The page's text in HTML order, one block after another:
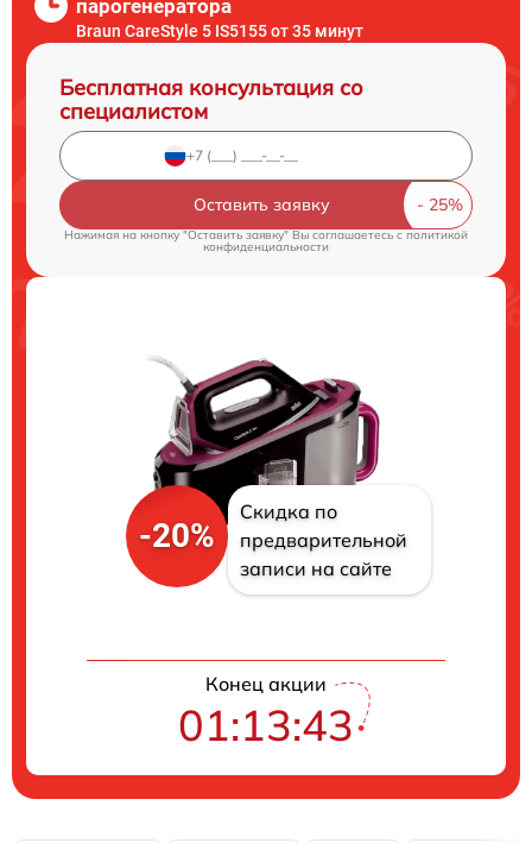
парогенератора
Braun CareStyle 5 IS5155 от 35 минут
Бесплатная консультация со
специалистом
Оставить заявку
Нажимая на кнопку "Оставить заявку" Вы соглашаетесь cполитикой
конфиденциальности
-20%
Скидка по
предварительной
записи на сайте
Конец акции
01:13:42